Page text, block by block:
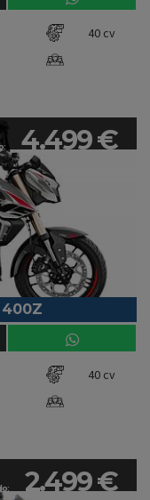
40 cv
4.499 €
400Z
40 cv
2.499 €